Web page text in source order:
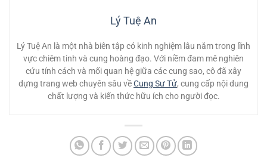
Lý Tuệ An
Lý Tuệ An là một nhà biên tập có kinh nghiệm lâu năm trong lĩnh
vực chiêm tinh và cung hoàng đạo. Với niềm đam mê nghiên
cứu tính cách và mối quan hệ giữa các cung sao, cô đã xây
dựng trang web chuyên sâu vềCung Sư Tử, cung cấp nội dung
chất lượng và kiến thức hữu ích cho người đọc.